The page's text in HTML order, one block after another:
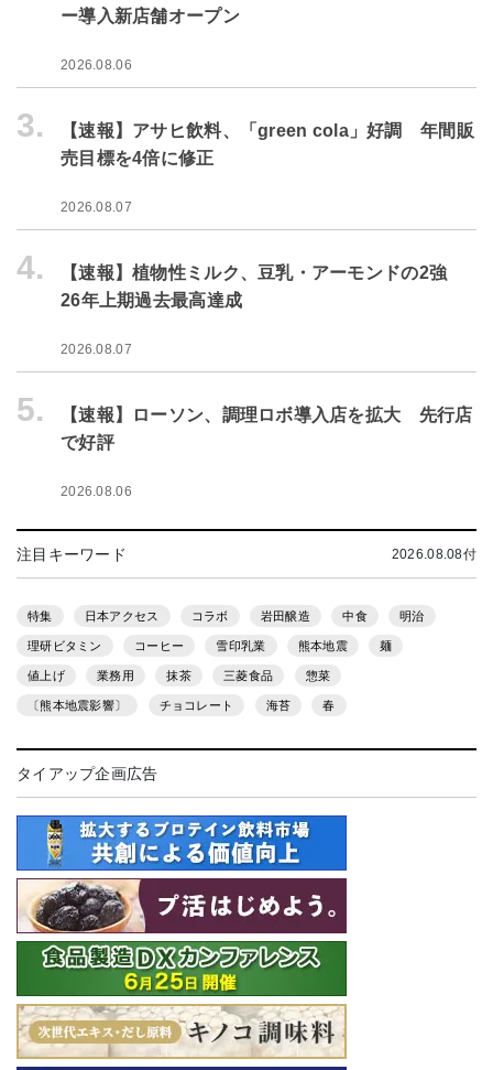
ー導入新店舗オープン
2026.08.06
3.
【速報】アサヒ飲料、「green cola」好調 年間販
売目標を4倍に修正
2026.08.07
4.
【速報】植物性ミルク、豆乳・アーモンドの2強
26年上期過去最高達成
2026.08.07
5.
【速報】ローソン、調理ロボ導入店を拡大 先行店
で好評
2026.08.06
注目キーワード 2026.08.08付
特集 日本アクセス コラボ 岩田醸造 中食 明治
理研ビタミン コーヒー 雪印乳業 熊本地震 麺
値上げ 業務用 抹茶 三菱食品 惣菜
〔熊本地震影響〕 チョコレート 海苔 春
タイアップ企画広告